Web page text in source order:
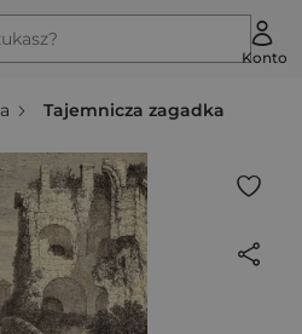
Konto
Tajemnicza zagadka